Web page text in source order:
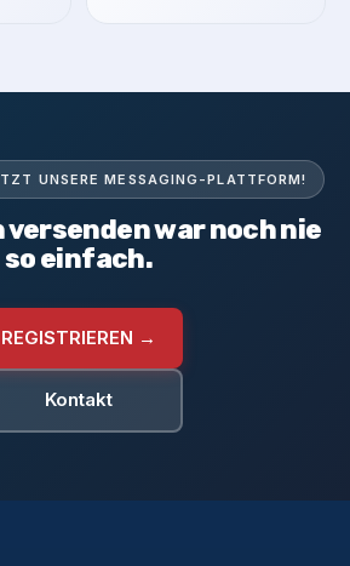
UNSERE MESSAGING-PLATTFORM!
war noch nie
so einfach.
REGISTRIEREN →
Kontakt